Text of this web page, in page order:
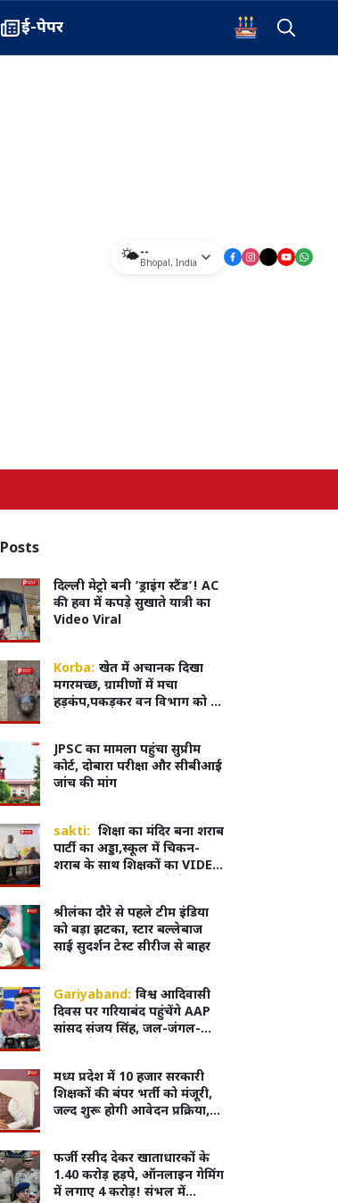
ई-पेपर
🌤️--
Bhopal , India
Posts
दिल्ली मेट्रो बनी ‘ड्राइंग स्टैंड’! AC
की हवा में कपड़े सुखाते यात्री का
Video Viral
Korba: खेत में अचानक दिखा
मगरमच्छ, ग्रामीणों में मचा
हड़कंप,पकड़कर वन विभाग को दी
JPSC का मामला पहुंचा सुप्रीम
कोर्ट, दोबारा परीक्षा और सीबीआई
जांच की मांग
sakti: शिक्षा का मंदिर बना शराब
पार्टी का अड्डा,स्कूल में चिकन-
शराब के साथ शिक्षकों का VIDEO
श्रीलंका दौरे से पहले टीम इंडिया
को बड़ा झटका, स्टार बल्लेबाज
साई सुदर्शन टेस्ट सीरीज से बाहर
Gariyaband: विश्व आदिवासी
दिवस पर गरियाबंद पहुंचेंगे AAP
सांसद संजय सिंह, जल-जंगल-
मध्य प्रदेश में 10 हजार सरकारी
शिक्षकों की बंपर भर्ती को मंजूरी,
जल्द शुरू होगी आवेदन प्रक्रिया,
फर्जी रसीद देकर खाताधारकों के
1.40 करोड़ हड़पे, ऑनलाइन गेमिंग
में लगाए 4 करोड़! संभल में